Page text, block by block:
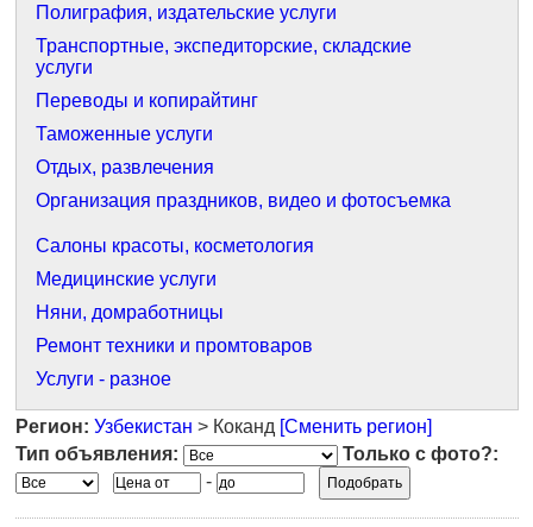
Полиграфия, издательские услуги
Транспортные, экспедиторские, складские
услуги
Переводы и копирайтинг
Таможенные услуги
Отдых, развлечения
Организация праздников, видео и фотосъемка
Салоны красоты, косметология
Медицинские услуги
Няни, домработницы
Ремонт техники и промтоваров
Услуги - разное
Регион: Узбекистан > Коканд [Сменить регион]
Тип объявления:
Только с фото?:
-